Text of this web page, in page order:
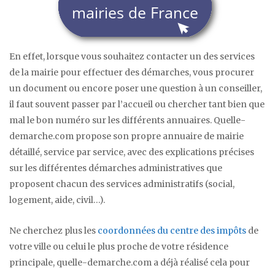
En effet, lorsque vous souhaitez contacter un des services
de la mairie pour effectuer des démarches, vous procurer
un document ou encore poser une question à un conseiller,
il faut souvent passer par l’accueil ou chercher tant bien que
mal le bon numéro sur les différents annuaires. Quelle-
demarche.com propose son propre annuaire de mairie
détaillé, service par service, avec des explications précises
sur les différentes démarches administratives que
proposent chacun des services administratifs (social,
logement, aide, civil…).
Ne cherchez plus les coordonnées du centre des impôts de
votre ville ou celui le plus proche de votre résidence
principale, quelle-demarche.com a déjà réalisé cela pour